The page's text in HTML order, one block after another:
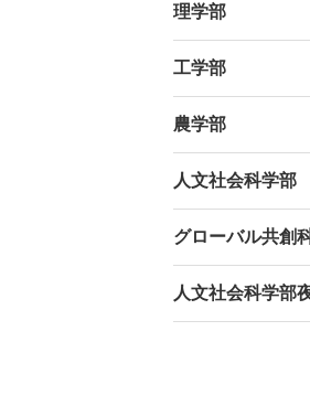
理学部
工学部
農学部
人文社会科学部
グローバル共創
人文社会科学部